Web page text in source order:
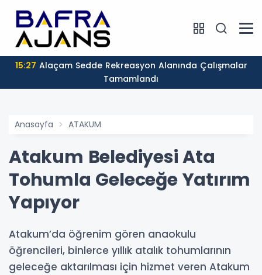
15:27
Tamamlandı
Anasayfa ATAKUM
Atakum Belediyesi Ata
Tohumla Geleceğe Yatırım
Yapıyor
Atakum’da öğrenim gören anaokulu
öğrencileri, binlerce yıllık atalık tohumlarının
geleceğe aktarılması için hizmet veren Atakum